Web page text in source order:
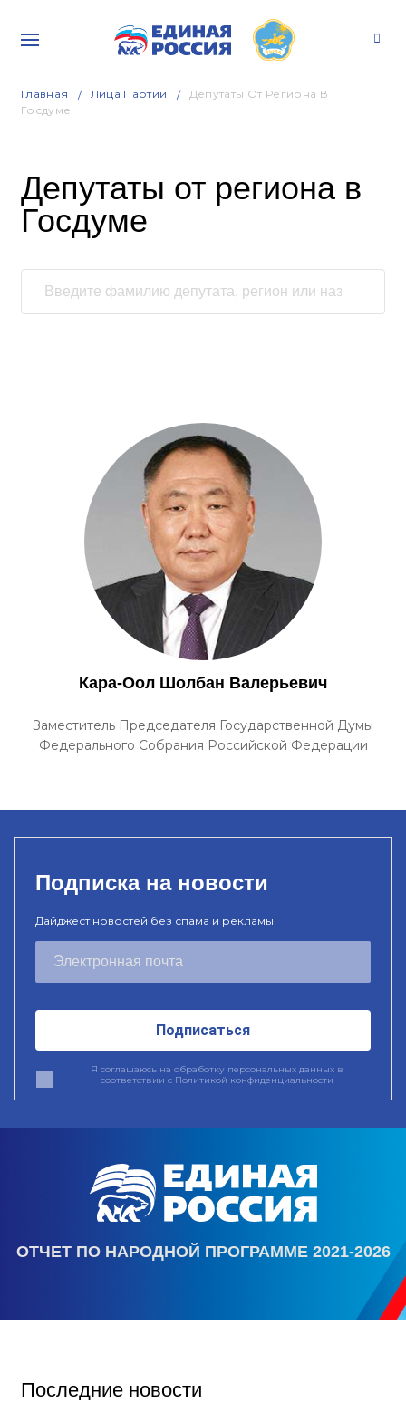
Главная Лица Партии
Депутаты От Региона В
Госдуме
Депутаты от региона в
Госдуме
Кара-Оол Шолбан Валерьевич
Заместитель Председателя Государственной Думы
Федерального Собрания Российской Федерации
Подписка на новости
Дайджест новостей без спама и рекламы
Подписаться
Я соглашаюсь на обработку персональных данных в
соответствии с Политикой конфиденциальности
ОТЧЕТ ПО НАРОДНОЙ ПРОГРАММЕ 2021-2026
Последние новости